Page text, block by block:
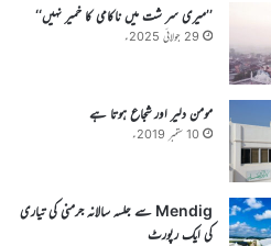
’’میری سر شت میں ناکامی کا خمیر نہیں‘‘
29 جولائی 2025ء
مومن دلیر اور شجاع ہوتا ہے
10 ستمبر 2019ء
Mendig سے جلسہ سالانہ جرمنی کی تیاری
کی ایک رپورٹ